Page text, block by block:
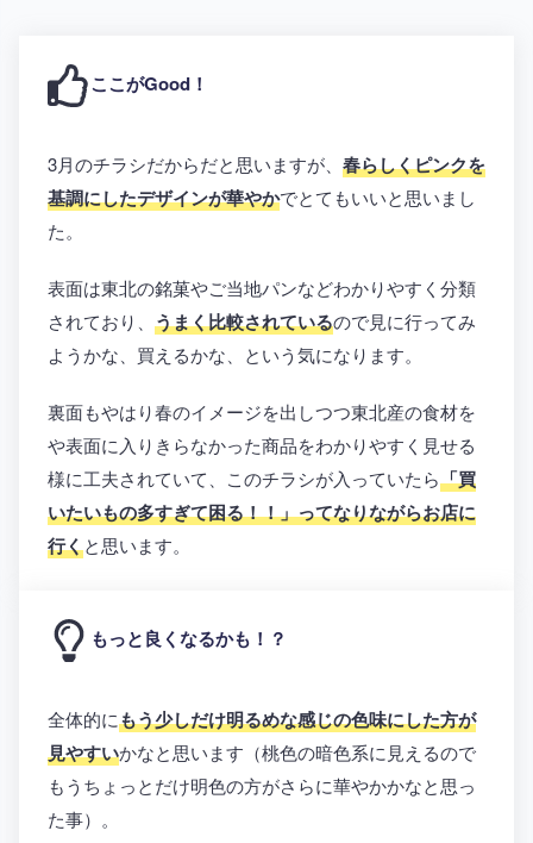
ここがGood！
3月のチラシだからだと思いますが、 春らしくピンクを
基調にしたデザインが華やかでとてもいいと思いまし
た。
表面は東北の銘菓やご当地パンなどわかりやすく分類
されており、 うまく比較されているので見に行ってみ
ようかな、買えるかな、という気になります。
裏面もやはり春のイメージを出しつつ東北産の食材を
や表面に入りきらなかった商品をわかりやすく見せる
様に工夫されていて、このチラシが入っていたら「買
いたいもの多すぎて困る！！」ってなりながらお店に
行くと思います。
もっと良くなるかも！？
全体的にもう少しだけ明るめな感じの色味にした方が
見やすいかなと思います（桃色の暗色系に見えるので
もうちょっとだけ明色の方がさらに華やかかなと思っ
た事）。